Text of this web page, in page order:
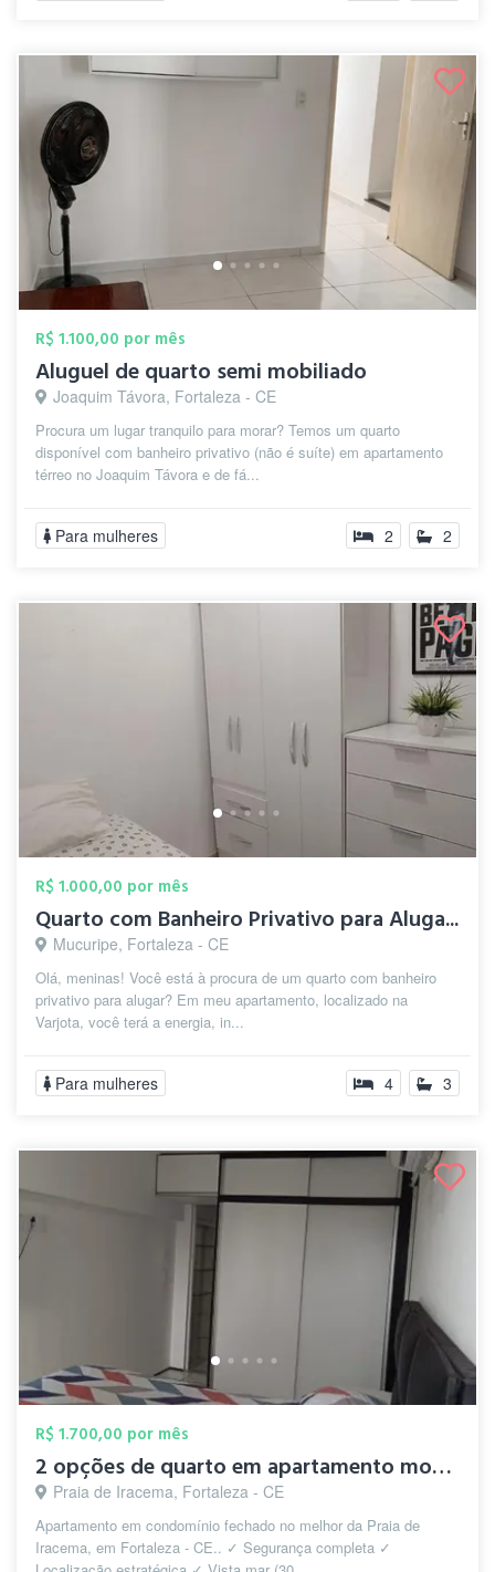
R$ 1.100,00 por mês
Aluguel de quarto semi mobiliado
Joaquim Távora, Fortaleza - CE
Procura um lugar tranquilo para morar? Temos um quarto
disponível com banheiro privativo (não é suíte) em apartamento
térreo no Joaquim Távora e de fá...
Para mulheres 2 2
R$ 1.000,00 por mês
Quarto com Banheiro Privativo para Aluga...
Mucuripe, Fortaleza - CE
Olá, meninas! Você está à procura de um quarto com banheiro
privativo para alugar? Em meu apartamento, localizado na
Varjota, você terá a energia, in...
Para mulheres 4 3
R$ 1.700,00 por mês
2 opções de quarto em apartamento mobili...
Praia de Iracema, Fortaleza - CE
Apartamento em condomínio fechado no melhor da Praia de
Iracema, em Fortaleza - CE.. ✓ Segurança completa ✓